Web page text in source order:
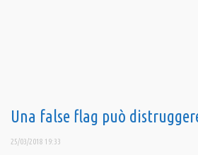
Una false flag può
25/03/2018 19:33